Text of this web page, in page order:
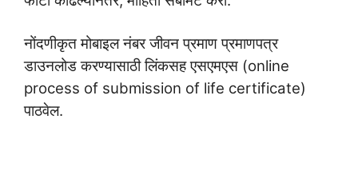
नोंदणीकृत मोबाइल नंबर जीवन प्रमाण प्रमाणपत्र
डाउनलोड करण्यासाठी लिंकसह एसएमएस (online
process of submission of life certificate)
पाठवेल.